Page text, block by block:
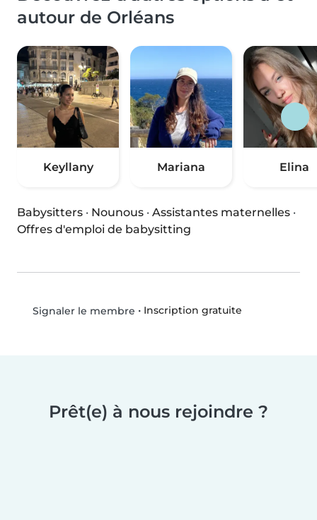
autour de Orléans
Keyllany Mariana Elina
Babysitters · Nounous · Assistantes maternelles ·
Offres d'emploi de babysitting
Signaler le membre • Inscription gratuite
Prêt(e) à nous rejoindre ?